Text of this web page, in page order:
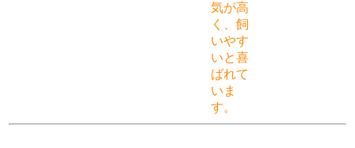
気が高
く、飼
いやす
いと喜
ばれて
いま
す。